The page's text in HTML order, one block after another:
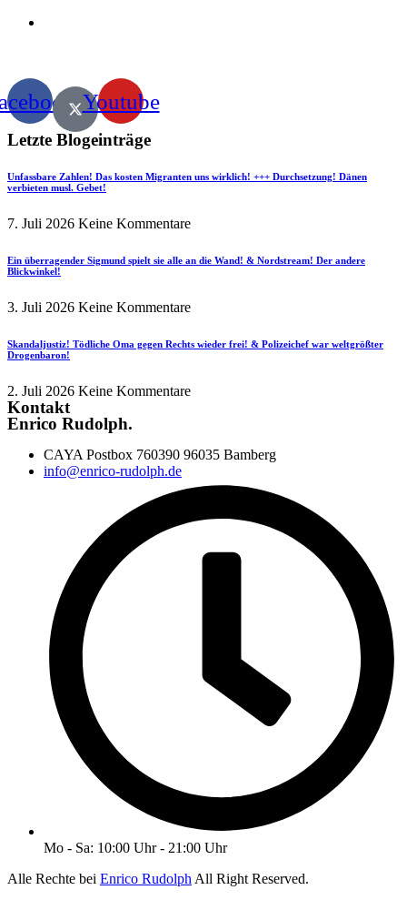
Youtube
Letzte Blogeinträge
Unfassbare Zahlen! Das kosten Migranten uns wirklich! +++ Durchsetzung! Dänen
verbieten musl. Gebet!
7. Juli 2026 Keine Kommentare
Ein überragender Sigmund spielt sie alle an die Wand! & Nordstream! Der andere
Blickwinkel!
3. Juli 2026 Keine Kommentare
Skandaljustiz! Tödliche Oma gegen Rechts wieder frei! & Polizeichef war weltgrößter
Drogenbaron!
2. Juli 2026 Keine Kommentare
Kontakt
Enrico Rudolph.
CAYA Postbox 760390 96035 Bamberg
info@enrico-rudolph.de
Mo - Sa: 10:00 Uhr - 21:00 Uhr
Alle Rechte bei Enrico Rudolph All Right Reserved.